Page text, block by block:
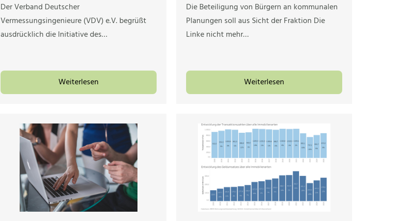
Der Verband Deutscher
Vermessungsingenieure (VDV) e.V. begrüßt
ausdrücklich die Initiative des…
Weiterlesen
Die Beteiligung von Bürgern an kommunalen
Planungen soll aus Sicht der Fraktion Die
Linke nicht mehr…
Weiterlesen